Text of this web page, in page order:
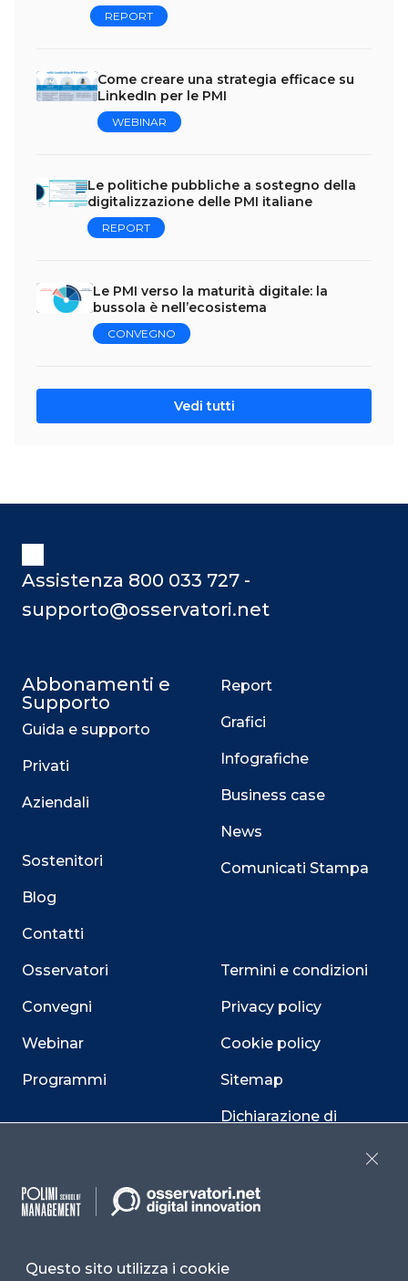
REPORT
Come creare una strategia efficace su
LinkedIn per le PMI
WEBINAR
Le politiche pubbliche a sostegno della
digitalizzazione delle PMI italiane
REPORT
Le PMI verso la maturità digitale: la
bussola è nell’ecosistema
CONVEGNO
Vedi tutti
Assistenza 800 033 727 -
supporto@osservatori.net
Abbonamenti e
Supporto
Guida e supporto
Privati
Aziendali
Sostenitori
Blog
Contatti
Osservatori
Convegni
Webinar
Programmi
Report
Grafici
Infografiche
Business case
News
Comunicati Stampa
Termini e condizioni
Privacy policy
Cookie policy
Sitemap
Dichiarazione di
Facebook LinkedIn
Questo sito utilizza i cookie